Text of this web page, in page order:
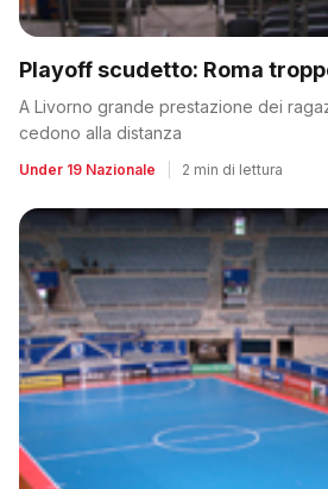
Playoff scudetto: Roma
A Livorno grande prestazione dei
cedono alla distanza
Under 19 Nazionale 2 min di lettura